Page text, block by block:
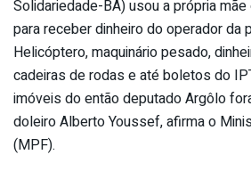
Solidariedade-BA) usou a própria
para receber dinheiro do operador da
Helicóptero, maquinário pesado,
cadeiras de rodas e até boletos do
imóveis do então deputado Argôlo
doleiro Alberto Youssef, afirma o
(MPF).